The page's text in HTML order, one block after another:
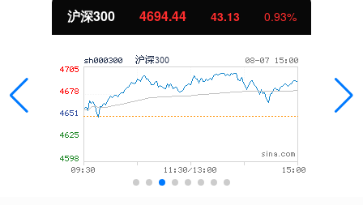
沪深300 4694.44 43.13 0.93%